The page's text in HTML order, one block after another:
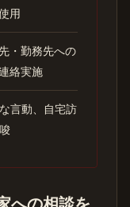
用
・勤務先への
絡実施
言動、自宅訪